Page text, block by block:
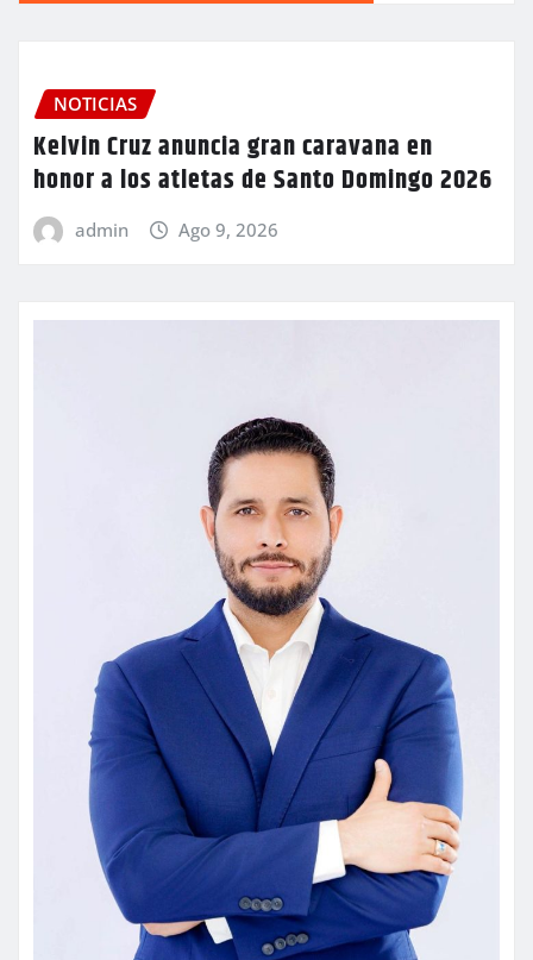
NOTICIAS
Kelvin Cruz anuncia gran caravana en
honor a los atletas de Santo Domingo 2026
admin Ago 9, 2026